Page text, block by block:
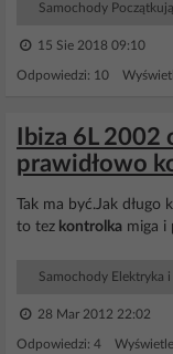
Samochody
15 Sie 2018 09:10
Odpowiedzi: 10
Ibiza 6L 2002
prawidłowo
Tak ma być.Jak
to tez kontrolka miga i
Samochody Elektryka
28 Mar 2012 22:02
Odpowiedzi: 4